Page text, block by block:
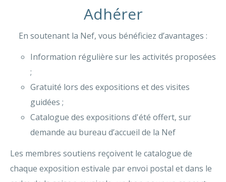
Adhérer
En soutenant la Nef, vous bénéficiez d’avantages :
Information régulière sur les activités proposées
;
Gratuité lors des expositions et des visites
guidées ;
Catalogue des expositions d'été offert, sur
demande au bureau d’accueil de la Nef
Les membres soutiens reçoivent le catalogue de
chaque exposition estivale par envoi postal et dans le